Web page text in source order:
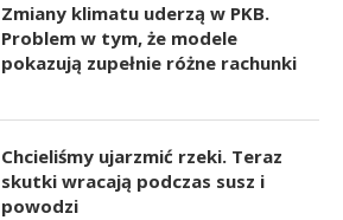
Zmiany klimatu uderzą w PKB.
Problem w tym, że modele
pokazują zupełnie różne rachunki
Chcieliśmy ujarzmić rzeki. Teraz
skutki wracają podczas susz i
powodzi